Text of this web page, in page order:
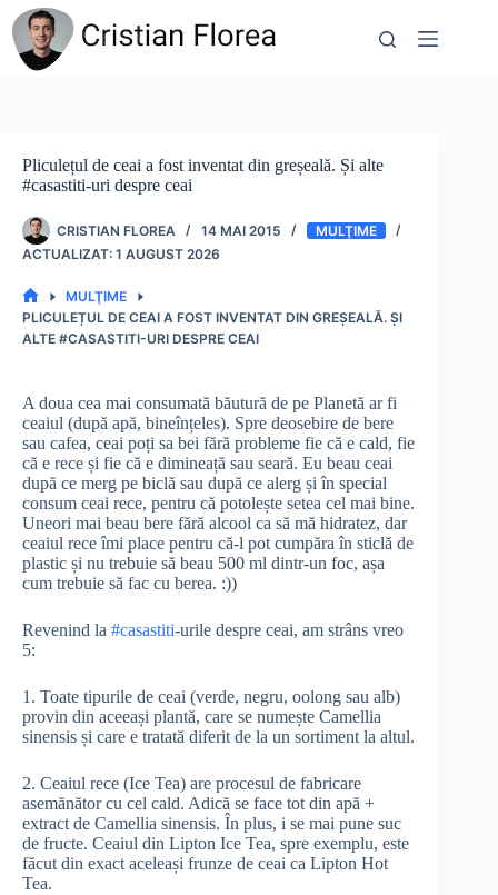
Sari
conținut
Pliculețul de ceai a fost inventat din greșeală. Și alte
#casastiti-uri despre ceai
CRISTIAN FLOREA 14 MAI 2015
MULŢIME
1 AUGUST 2026
PRIMA
PAGINĂ
MULŢIME
PLICULEȚUL DE CEAI A FOST INVENTAT DIN GREȘEALĂ. ȘI
ALTE #CASASTITI-URI DESPRE CEAI
A doua cea mai consumată băutură de pe Planetă ar fi
ceaiul (după apă, bineînțeles). Spre deosebire de bere
sau cafea, ceai poți sa bei fără probleme fie că e cald, fie
că e rece și fie că e dimineață sau seară. Eu beau ceai
după ce merg pe biclă sau după ce alerg și în special
consum ceai rece, pentru că potolește setea cel mai bine.
Uneori mai beau bere fără alcool ca să mă hidratez, dar
ceaiul rece îmi place pentru că-l pot cumpăra în sticlă de
plastic și nu trebuie să beau 500 ml dintr-un foc, așa
cum trebuie să fac cu berea. :))
Revenind la #casastiti-urile despre ceai, am strâns vreo
5:
1. Toate tipurile de ceai (verde, negru, oolong sau alb)
provin din aceeași plantă, care se numește Camellia
sinensis și care e tratată diferit de la un sortiment la altul.
2. Ceaiul rece (Ice Tea) are procesul de fabricare
asemănător cu cel cald. Adică se face tot din apă +
extract de Camellia sinensis. În plus, i se mai pune suc
de fructe. Ceaiul din Lipton Ice Tea, spre exemplu, este
făcut din exact aceleași frunze de ceai ca Lipton Hot
Tea.